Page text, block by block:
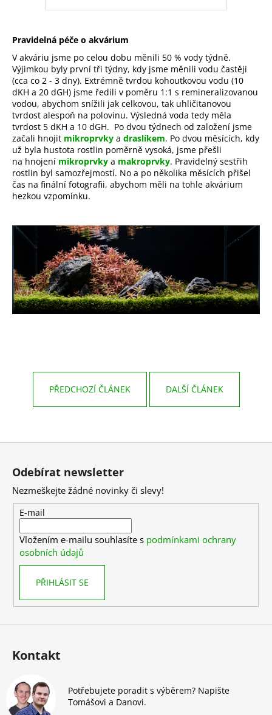
Pravidelná péče o akvárium
V akváriu jsme po celou dobu měnili 50 % vody týdně.
Výjimkou byly první tři týdny, kdy jsme měnili vodu častěji
(cca co 2 - 3 dny). Extrémně tvrdou kohoutkovou vodu (10
dKH a 20 dGH) jsme ředili v poměru 1:1 s remineralizovanou
vodou, abychom snížili jak celkovou, tak uhličitanovou
tvrdost alespoň na polovinu. Výsledná voda tedy měla
tvrdost 5 dKH a 10 dGH. Po dvou týdnech od založení jsme
začali hnojit mikroprvky a draslíkem. Po dvou měsících, kdy
už byla hustota rostlin poměrně vysoká, jsme přešli
na hnojení mikroprvky a makroprvky. Pravidelný sestřih
rostlin byl samozřejmostí. No a po několika měsících přišel
čas na finální fotografii, abychom měli na tohle akvárium
hezkou vzpomínku.
PŘEDCHOZÍ ČLÁNEK DALŠÍ ČLÁNEK
Odebírat newsletter
Nezmeškejte žádné novinky či slevy!
E-mail
Vložením e-mailu souhlasíte s podmínkami ochrany
osobních údajů
PŘIHLÁSIT SE
Kontakt
Potřebujete poradit s výběrem? Napište
Tomášovi a Danovi.